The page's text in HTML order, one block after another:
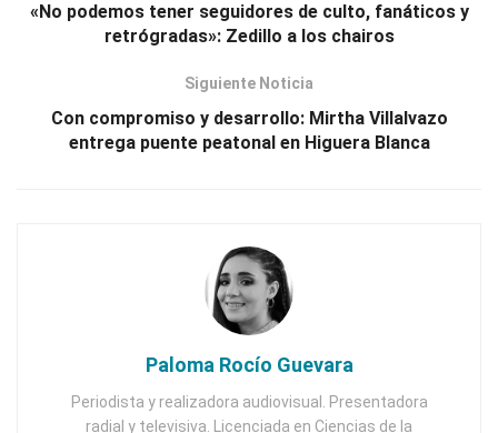
«No podemos tener seguidores de culto, fanáticos y
retrógradas»: Zedillo a los chairos
Siguiente Noticia
Con compromiso y desarrollo: Mirtha Villalvazo
entrega puente peatonal en Higuera Blanca
Paloma Rocío Guevara
Periodista y realizadora audiovisual. Presentadora
radial y televisiva. Licenciada en Ciencias de la